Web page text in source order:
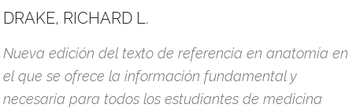
DRAKE, RICHARD L.
Nueva edición del texto de referencia en anatomía en
el que se ofrece la información fundamental y
necesaria para todos los estudiantes de medicina